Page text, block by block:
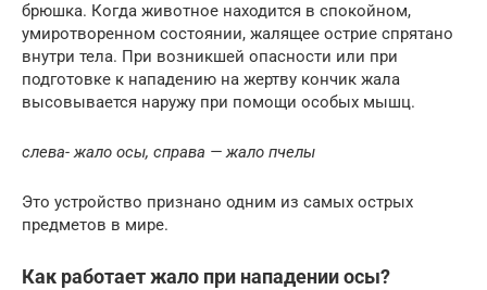
брюшка. Когда животное находится в спокойном,
умиротворенном состоянии, жалящее острие спрятано
внутри тела. При возникшей опасности или при
подготовке к нападению на жертву кончик жала
высовывается наружу при помощи особых мышц.
слева- жало осы, справа — жало пчелы
Это устройство признано одним из самых острых
предметов в мире.
Как работает жало при нападении осы?